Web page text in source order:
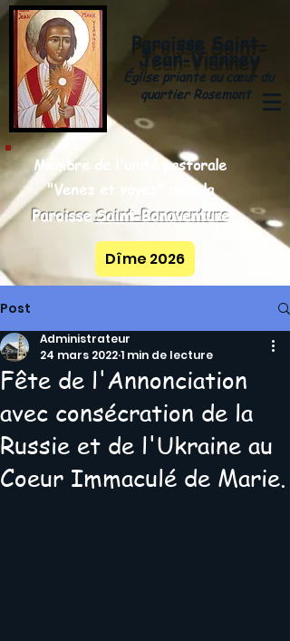
Paroisse Saint-
Jean-Vianney
Église priante au cœur du
quartier Rosemont
Membre de l'unité pastorale
"Venez et voyez" avec la
Paroisse Saint-Bonaventure
Dîme 2026
Post
Fête de l'Annonciation
avec consécration de la
Russie et de l'Ukraine au
Coeur Immaculé de Marie.
Administrateur
24 mars 20221 min de lecture